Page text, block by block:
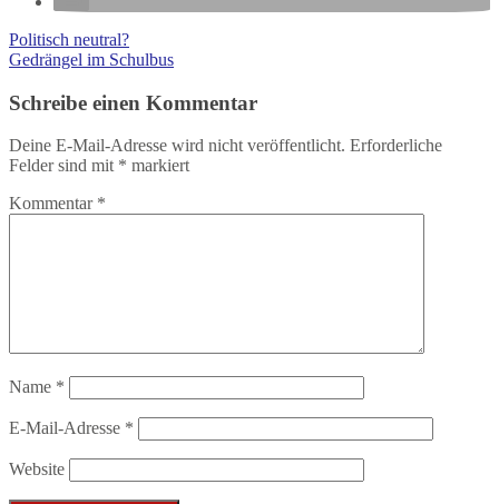
Politisch neutral?
Gedrängel im Schulbus
Schreibe einen Kommentar
Deine E-Mail-Adresse wird nicht veröffentlicht. Erforderliche
Felder sind mit * markiert
Kommentar *
Name *
E-Mail-Adresse *
Website